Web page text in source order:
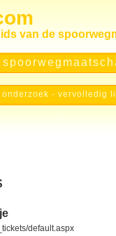
van de
- vervolledig
default.aspx